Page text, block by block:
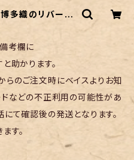
多織のリバーシ
クル着物 菅野
考欄に
助かります。
のご注文時にベイスよりお知
ドなどの不正利用の可能性があ
て確認後の発送となります。
す。